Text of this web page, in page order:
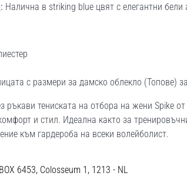
Налична в striking blue цвят с елегантни
с размери за дамско облекло (Топове)
ръкави тениската на отбора на жени Spike
и стил. Идеална както за
към гардероба на всеки волейболист.
6453, Colosseum 1, 1213 - NL